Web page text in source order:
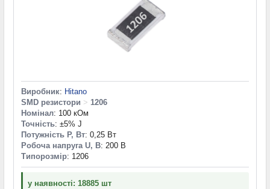
Виробник: Hitano
SMD резистори > 1206
Номінал: 100 кОм
Точність: ±5% J
Потужність P, Вт: 0,25 Вт
Робоча напруга U, В: 200 В
Типорозмір: 1206
у наявності: 18885 шт